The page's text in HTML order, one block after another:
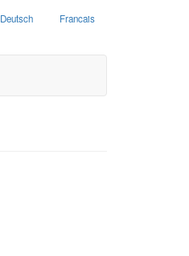
Deutsch Francais